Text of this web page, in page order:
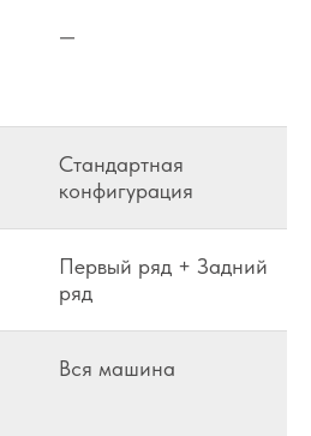
—
Стандартная
конфигурация
Первый ряд + Задний
ряд
Вся машина